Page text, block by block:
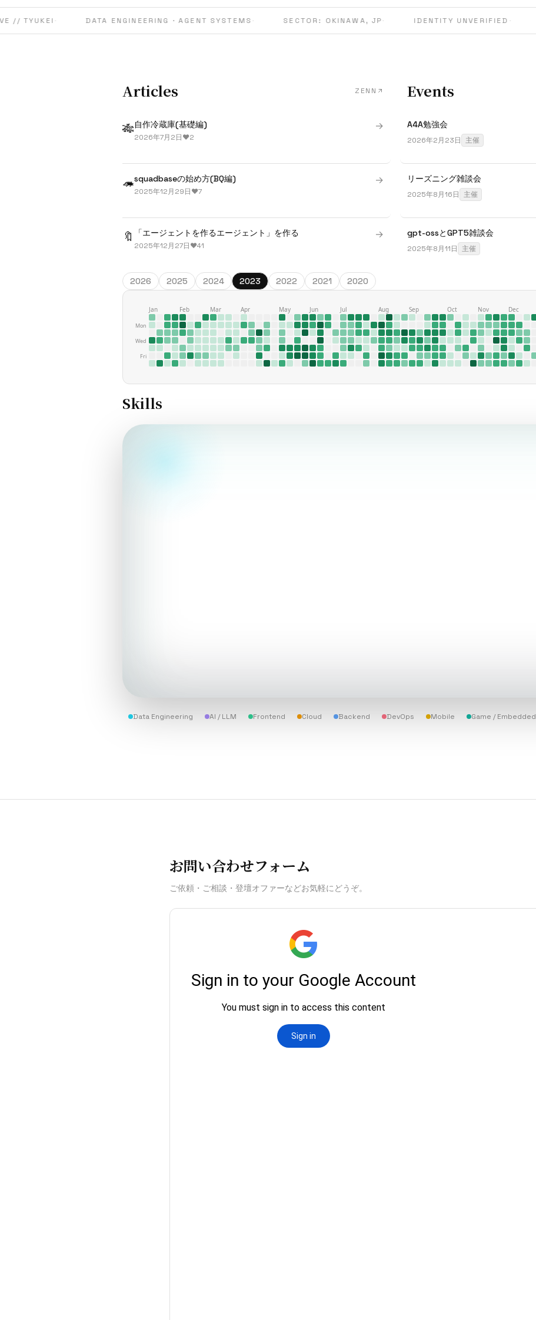
// TYUKEI· DATA ENGINEERING · AGENT SYSTEMS· SECTOR: OKINAWA, JP· IDENTITY UNVERIFIED·
Articles ZENN
🎋自作冷蔵庫(基礎編)
2026年7月2日♥2
→
🦔squadbaseの始め方(BQ編)
2025年12月29日♥7
→
🔖 「エージェントを作るエージェント」を作る
2025年12月27日♥41
→
Events
A4A勉強会
2026年2月23日 主催
リーズニング雑談会
2025年8月16日 主催
gpt-ossとGPT5雑談会
2025年8月11日 主催
2026 2025 2024 2023 2022 2021 2020
Jan Feb Mar Apr May Jun Jul Aug Sep Oct Nov Dec
Mon
Wed
Fri
Skills
Data Engineering AI / LLM Frontend Cloud Backend DevOps Mobile Game / Embedded
お問い合わせフォーム
ご依頼・ご相談・登壇オファーなどお気軽にどうぞ。